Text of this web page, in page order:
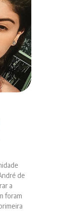
de
a
foram